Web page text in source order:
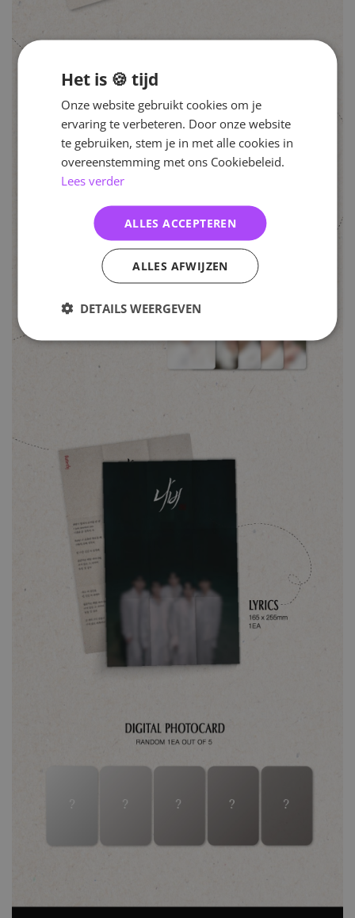
Het is 🍪 tijd
Onze website gebruikt cookies om je
ervaring te verbeteren. Door onze website
te gebruiken, stem je in met alle cookies in
overeenstemming met ons Cookiebeleid.
Lees verder
ALLES ACCEPTEREN
ALLES AFWIJZEN
DETAILS WEERGEVEN